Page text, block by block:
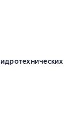
основе 1 оценок